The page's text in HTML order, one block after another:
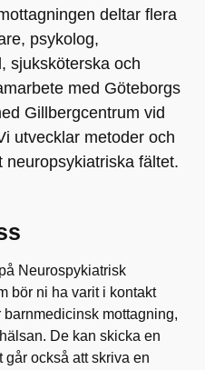
deltar flera
psykolog,
sjuksköterska och
med Göteborgs
Gillbergcentrum vid
utvecklar metoder och
fältet.
Neurospykiatrisk
bör ni ha varit i kontakt
mottagning,
De kan skicka en
också att skriva en